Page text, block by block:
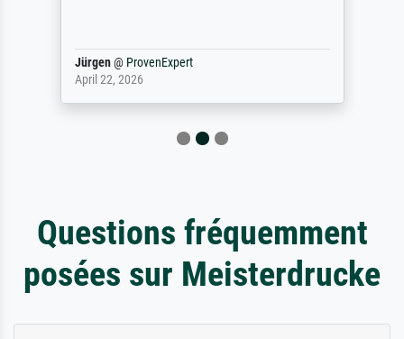
Jürgen@ ProvenExpert
April 22, 2026
Questions fréquemment
posées sur Meisterdrucke